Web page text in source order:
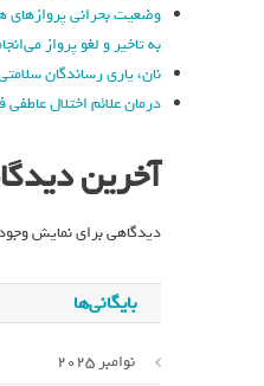
وضعیت بحرانی پروازهای
به تاخیر و لغو پرواز
نان، یاری رساندگان
درمان علائم اختلال
آخرین
دیدگاهی برای نمایش
بایگانی‌ها
نوامبر 2025